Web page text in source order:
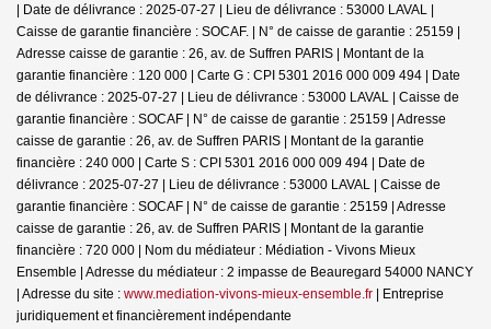
| Date de délivrance : 2025-07-27 | Lieu de délivrance : 53000 LAVAL |
Caisse de garantie financière : SOCAF. | N° de caisse de garantie : 25159 |
Adresse caisse de garantie : 26, av. de Suffren PARIS | Montant de la
garantie financière : 120 000 | Carte G : CPI 5301 2016 000 009 494 | Date
de délivrance : 2025-07-27 | Lieu de délivrance : 53000 LAVAL | Caisse de
garantie financière : SOCAF | N° de caisse de garantie : 25159 | Adresse
caisse de garantie : 26, av. de Suffren PARIS | Montant de la garantie
financière : 240 000 | Carte S : CPI 5301 2016 000 009 494 | Date de
délivrance : 2025-07-27 | Lieu de délivrance : 53000 LAVAL | Caisse de
garantie financière : SOCAF | N° de caisse de garantie : 25159 | Adresse
caisse de garantie : 26, av. de Suffren PARIS | Montant de la garantie
financière : 720 000 | Nom du médiateur : Médiation - Vivons Mieux
Ensemble | Adresse du médiateur : 2 impasse de Beauregard 54000 NANCY
| Adresse du site : www.mediation-vivons-mieux-ensemble.fr | Entreprise
juridiquement et financièrement indépendante